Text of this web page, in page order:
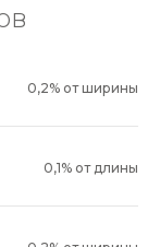
0,2% от ширины
0,1% от длины